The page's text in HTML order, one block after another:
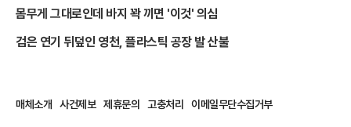
몸무게 그대로인데 바지 꽉 끼면 '이것' 의심
검은 연기 뒤덮인 영천, 플라스틱 공장 발 산불
매체소개 사건제보 제휴문의 고충처리 이메일무단수집거부